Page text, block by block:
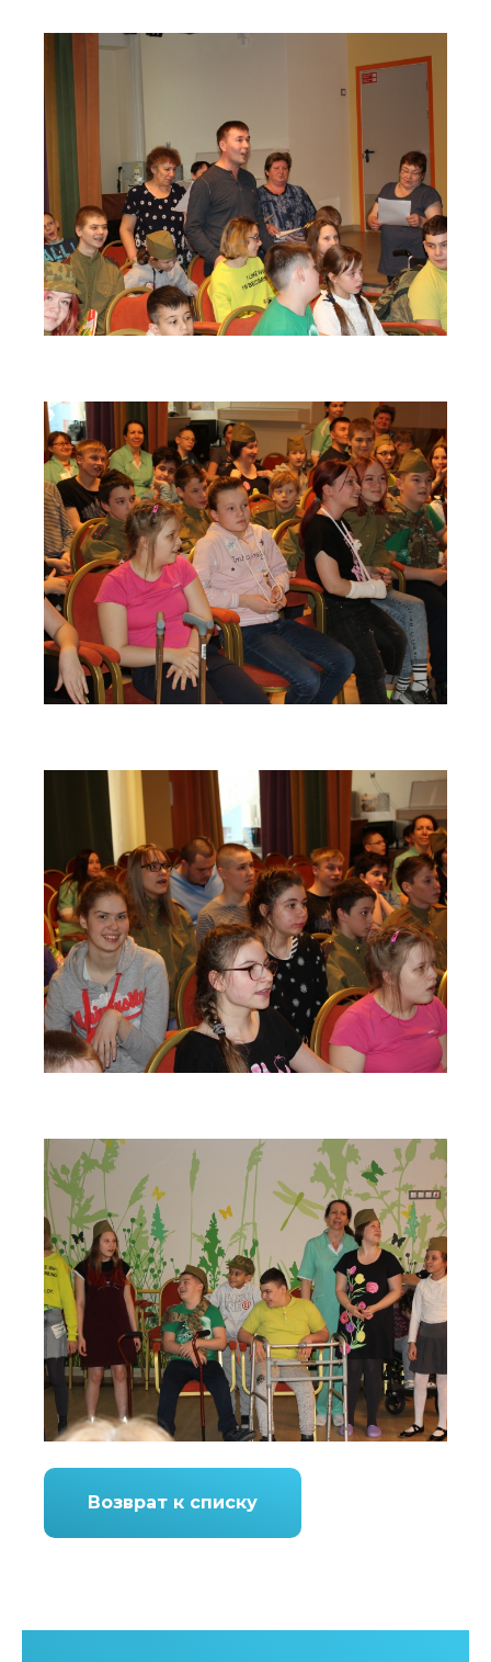
Возврат к списку